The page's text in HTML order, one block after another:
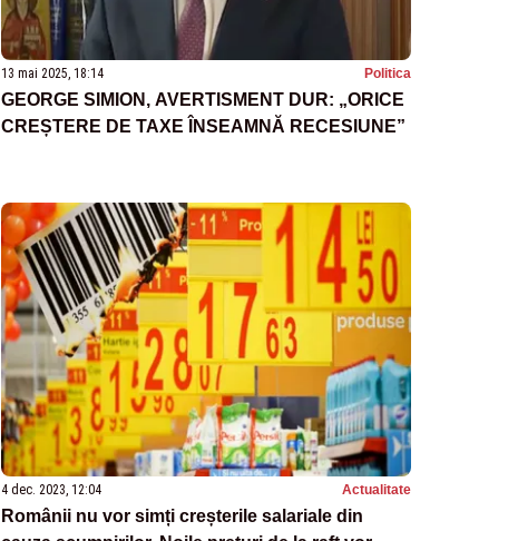
13 mai 2025, 18:14 Politica
GEORGE SIMION, AVERTISMENT DUR: „ORICE
CREȘTERE DE TAXE ÎNSEAMNĂ RECESIUNE”
4 dec. 2023, 12:04 Actualitate
Românii nu vor simți creșterile salariale din